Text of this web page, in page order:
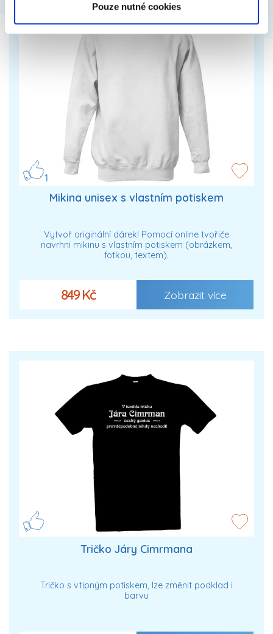
Pouze nutné cookies
1
Mikina unisex s vlastním potiskem
Vytvoř originální dárek! Pomocí online tvořiče
navrhni mikinu s vlastním potiskem (obrázkem,
fotkou, textem).
849 Kč Zobrazit více
Tričko Járy Cimrmana
Tričko s vtipným potiskem, lze změnit podklad i
barvu